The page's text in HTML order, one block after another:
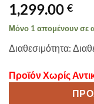
1,299.00 €
Μόνο 1 απομένουν σε
Διαθεσιμότητα:
Προϊόν Χωρίς